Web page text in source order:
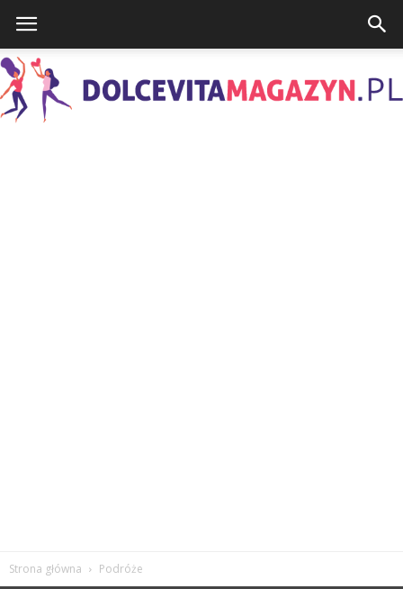
Strona główna Podróże